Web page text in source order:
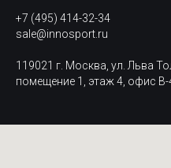
+7 (495) 414-32-34
sale@innosport.ru
119021 г. Москва, ул. Льва
помещение 1, этаж 4, офис В-